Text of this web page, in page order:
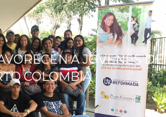
A JÓVENES DE
COLOMBIA